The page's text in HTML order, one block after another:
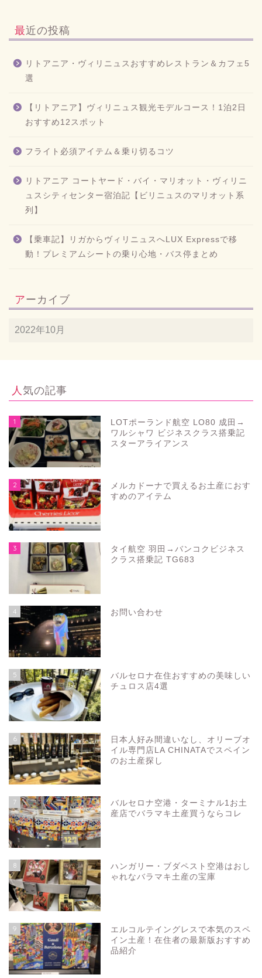
最近の投稿
リトアニア・ヴィリニュスおすすめレストラン＆カフェ5
選
【リトアニア】ヴィリニュス観光モデルコース！1泊2日
おすすめ12スポット
フライト必須アイテム＆乗り切るコツ
リトアニア コートヤード・バイ・マリオット・ヴィリニ
ュスシティセンター宿泊記【ビリニュスのマリオット系
列】
【乗車記】リガからヴィリニュスへLUX Expressで移
動！プレミアムシートの乗り心地・バス停まとめ
アーカイブ
人気の記事
1
LOTポーランド航空 LO80 成田→
ワルシャワ ビジネスクラス搭乗記
スターアライアンス
2
メルカドーナで買えるお土産におす
すめのアイテム
3
タイ航空 羽田→バンコクビジネス
クラス搭乗記 TG683
4 お問い合わせ
5
バルセロナ在住おすすめの美味しい
チュロス店4選
6
日本人好み間違いなし、オリーブオ
イル専門店LA CHINATAでスペイン
のお土産探し
7
バルセロナ空港・ターミナル1お土
産店でバラマキ土産買うならコレ
8
ハンガリー・ブダペスト空港はおし
ゃれなバラマキ土産の宝庫
9
エルコルテイングレスで本気のスペ
イン土産！在住者の最新版おすすめ
品紹介
プライバシーポリシー